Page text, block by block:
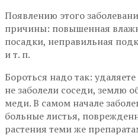
Появлению этого
причины: повышенная
посадки, неправильная
и т. п.
Бороться надо так:
не заболели соседи, землю
меди. В самом начале
больные листья,
растения теми же